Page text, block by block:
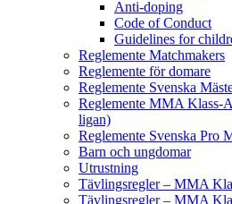
Anti-doping
Code of Conduct
Guidelines for
Reglemente Matchmakers
Reglemente för domare
Reglemente Svenska
Reglemente MMA
ligan)
Reglemente Svenska Pro
Barn och ungdomar
Utrustning
Tävlingsregler – MMA
Tävlingsregler – MMA